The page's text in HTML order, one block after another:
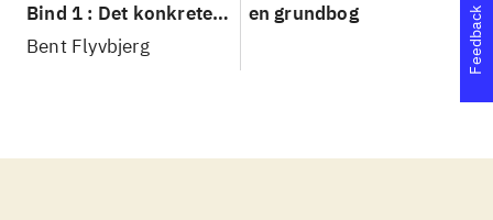
Bind 1 : Det konkretes
videnskab
Bent Flyvbjerg
en grundbog
Feedback